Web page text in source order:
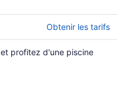
Obtenir les tarifs
profitez d'une piscine